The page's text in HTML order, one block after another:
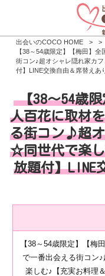
出会いのCOCO HOME >
>
【38～54歳限定】【梅田】
街コン♪超オシャレ隠れ家カ
付】LINE交換自由＆席替えあ
【38～54歳
人百花に取材
る街コン♪超
☆同世代で楽
放題付】LINE
【38～54歳限定】【梅
で一番出会える街コン
楽しむ♪【充実お料理